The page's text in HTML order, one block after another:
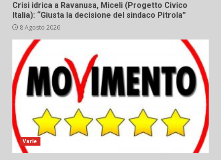
Crisi idrica a Ravanusa, Miceli (Progetto Civico
Italia): “Giusta la decisione del sindaco Pitrola”
8 Agosto 2026
Varie